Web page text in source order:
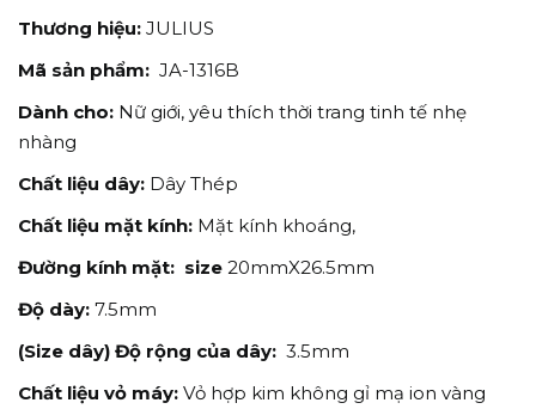
Thương hiệu: JULIUS
Mã sản phẩm: JA-1316B
Dành cho: Nữ giới, yêu thích thời trang tinh tế nhẹ
nhàng
Chất liệu dây: Dây Thép
Chất liệu mặt kính: Mặt kính khoáng,
Đường kính mặt: size 20mmX26.5mm
Độ dày: 7.5mm
(Size dây) Độ rộng của dây: 3.5mm
Chất liệu vỏ máy: Vỏ hợp kim không gỉ mạ ion vàng